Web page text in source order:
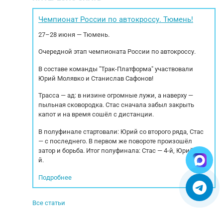
сзади:
эксплуатации. Для данного полуприцепа
действуют специальные условия лизинга как
Выгодные...
Чемпионат России по автокроссу. Тюмень!
27–28 июня — Тюмень.
Очередной этап чемпионата России по автокроссу.
В составе команды "Трак-Платформа" участвовали
Юрий Молявко и Станислав Сафонов!
Трасса — ад: в низине огромные лужи, а наверху —
пыльная сковородка. Стас сначала забыл закрыть
капот и на время сошёл с дистанции.
В полуфинале стартовали: Юрий со второго ряда, Стас
— с последнего. В первом же повороте произошёл
затор и борьба. Итог полуфинала: Стас — 4-й, Юрий — 5-
й.
Подробнее
Все статьи